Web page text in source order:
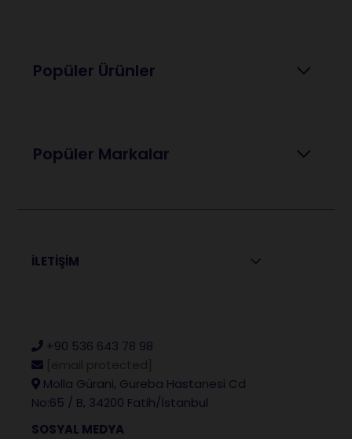
Popüler Ürünler
Popüler Markalar
İLETİŞİM
+90 536 643 78 98
Molla Gürani, Gureba Hastanesi Cd
No:65 / B, 34200 Fatih/İstanbul
SOSYAL MEDYA